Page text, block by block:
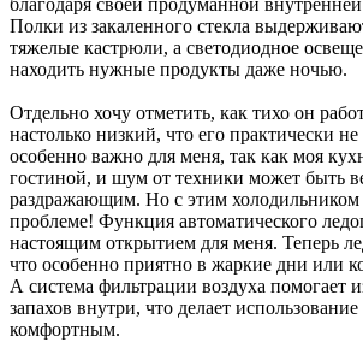
Полки из закаленного стекла
тяжелые кастрюли, а светодиодное
находить нужные продукты даже ночью.
Отдельно хочу отметить, как тихо он
настолько низкий, что его практически
особенно важно для меня, так как моя
гостиной, и шум от техники может быть
раздражающим. Но с этим холодильником
проблеме! Функция автоматического
настоящим открытием для меня. Теперь
что особенно приятно в жаркие дни или
А система фильтрации воздуха помогает
запахов внутри, что делает
комфортным.